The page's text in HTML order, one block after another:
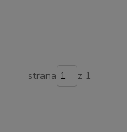
strana z 1